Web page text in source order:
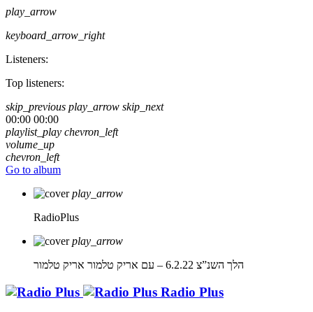
play_arrow
keyboard_arrow_right
Listeners:
Top listeners:
skip_previous play_arrow skip_next
00:00 00:00
playlist_play chevron_left
volume_up
chevron_left
Go to album
play_arrow
RadioPlus
play_arrow
הלך השנ”צ 6.2.22 – עם אריק טלמור
אריק טלמור
Radio Plus